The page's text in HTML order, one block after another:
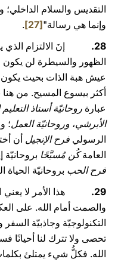
التقديس والسلام الداخلي؛
وإنما هي رسالة"[27]
.
28.
إنَ الالتزام
الظهور والسيطرة لن يكون
عيش هبة الذات بحيث يكون
أكثر بيسوع المسيح. من هنا
عبارة روحانيّة أستاذ
الأبرشي، وروحانيّة العمل؛
الرسولي فرح الإنجيل أن
العامةكُن مُسبَّحًا
فرح الحب بروحانيّة الحياة
29.
هذا الأمر لا
والصمت أمام الله. على
التكنولوجيّة وجاذبيّة
تحصى ولا تترك لنا
الله. فكلُّ شيء يمتلئ